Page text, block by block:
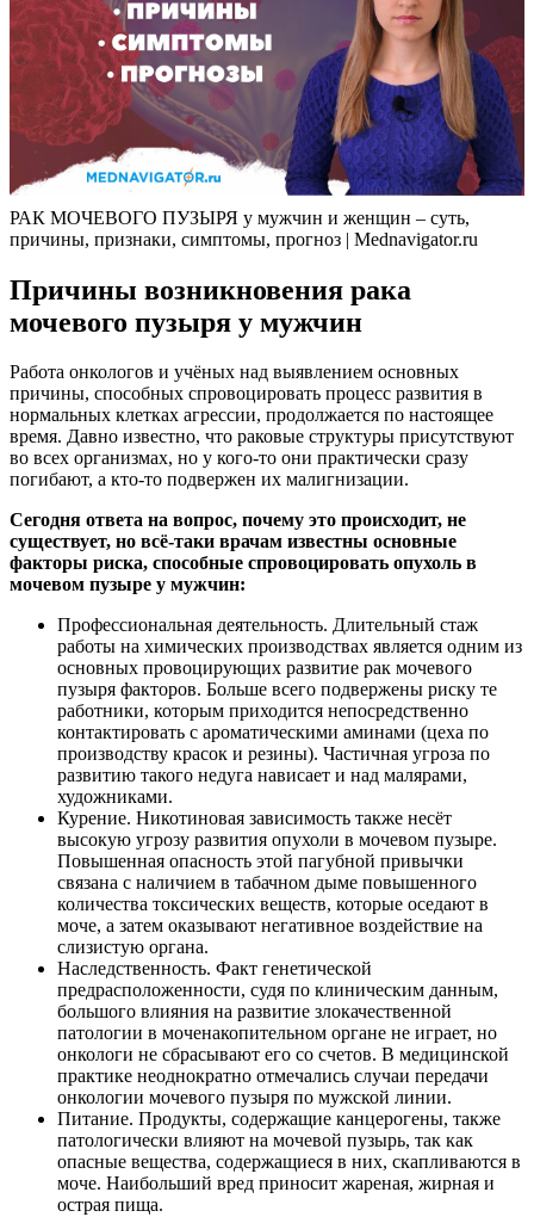
РАК МОЧЕВОГО ПУЗЫРЯ у мужчин и женщин – суть,
причины, признаки, симптомы, прогноз | Mednavigator.ru
Причины возникновения рака
мочевого пузыря у мужчин
Работа онкологов и учёных над выявлением основных
причины, способных спровоцировать процесс развития в
нормальных клетках агрессии, продолжается по настоящее
время. Давно известно, что раковые структуры присутствуют
во всех организмах, но у кого-то они практически сразу
погибают, а кто-то подвержен их малигнизации.
Сегодня ответа на вопрос, почему это происходит, не
существует, но всё-таки врачам известны основные
факторы риска, способные спровоцировать опухоль в
мочевом пузыре у мужчин:
Профессиональная деятельность. Длительный стаж
работы на химических производствах является одним из
основных провоцирующих развитие рак мочевого
пузыря факторов. Больше всего подвержены риску те
работники, которым приходится непосредственно
контактировать с ароматическими аминами (цеха по
производству красок и резины). Частичная угроза по
развитию такого недуга нависает и над малярами,
художниками.
Курение. Никотиновая зависимость также несёт
высокую угрозу развития опухоли в мочевом пузыре.
Повышенная опасность этой пагубной привычки
связана с наличием в табачном дыме повышенного
количества токсических веществ, которые оседают в
моче, а затем оказывают негативное воздействие на
слизистую органа.
Наследственность. Факт генетической
предрасположенности, судя по клиническим данным,
большого влияния на развитие злокачественной
патологии в моченакопительном органе не играет, но
онкологи не сбрасывают его со счетов. В медицинской
практике неоднократно отмечались случаи передачи
онкологии мочевого пузыря по мужской линии.
Питание. Продукты, содержащие канцерогены, также
патологически влияют на мочевой пузырь, так как
опасные вещества, содержащиеся в них, скапливаются в
моче. Наибольший вред приносит жареная, жирная и
острая пища.